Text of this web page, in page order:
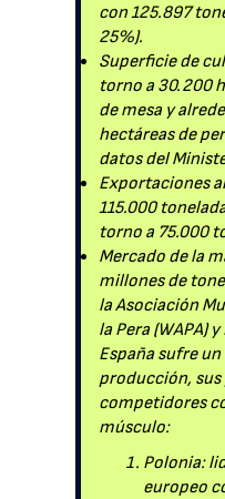
con 125.897
25%).
Superficie de
torno a 30.200
de mesa y
hectáreas de
datos del
Exportaciones
115.000
torno a 75.000
Mercado de la
millones de
la Asociación
la Pera (WAPA)
España sufre
producción,
competidores
músculo:
Polonia:
europeo